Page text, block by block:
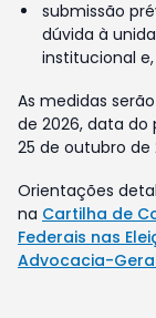
submissão
dúvida à
institucional
As medidas
de 2026, data
25 de outubro de
Orientações
na Cartilha de
Federais nas
Advocacia-